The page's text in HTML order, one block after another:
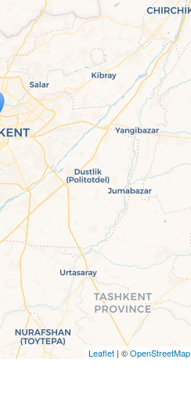
loading...
completely, leafletJS files are
Leaflet | ©OpenStreetMap